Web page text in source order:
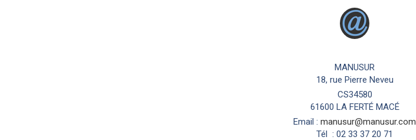
MANUSUR
18, rue Pierre Neveu
CS34580
61600 LA FERTÉ MACÉ
Email :manusur@manusur.com
Tél : 02 33 37 20 71